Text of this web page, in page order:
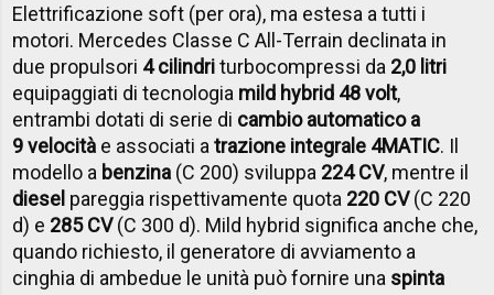
Elettrificazione soft (per ora), ma estesa a tutti i
motori. Mercedes Classe C All-Terrain declinata in
due propulsori 4 cilindriturbocompressi da 2,0 litri
equipaggiati di tecnologia mild hybrid 48 volt,
entrambi dotati di serie di cambio automatico a
9 velocità e associati atrazione integrale 4MATIC. Il
modello a benzina (C 200) sviluppa 224 CV, mentre il
diesel pareggia rispettivamente quota 220 CV(C 220
d) e 285 CV(C 300 d). Mild hybrid significa anche che,
quando richiesto, il generatore di avviamento a
cinghia di ambedue le unità può fornire una spinta